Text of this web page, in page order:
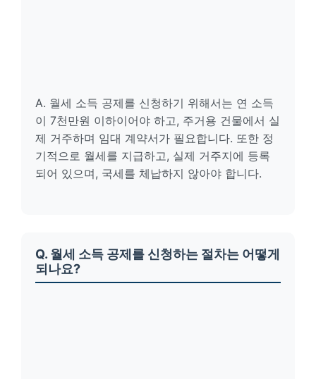
A. 월세 소득 공제를 신청하기 위해서는 연 소득
이 7천만원 이하이어야 하고, 주거용 건물에서 실
제 거주하며 임대 계약서가 필요합니다. 또한 정
기적으로 월세를 지급하고, 실제 거주지에 등록
되어 있으며, 국세를 체납하지 않아야 합니다.
Q. 월세 소득 공제를 신청하는 절차는 어떻게
되나요?